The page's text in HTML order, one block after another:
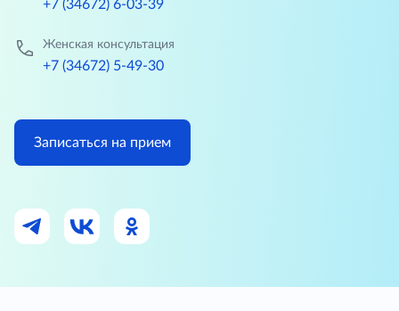
+7 (34672) 6-03-39
Женская консультация
+7 (34672) 5-49-30
Записаться на прием